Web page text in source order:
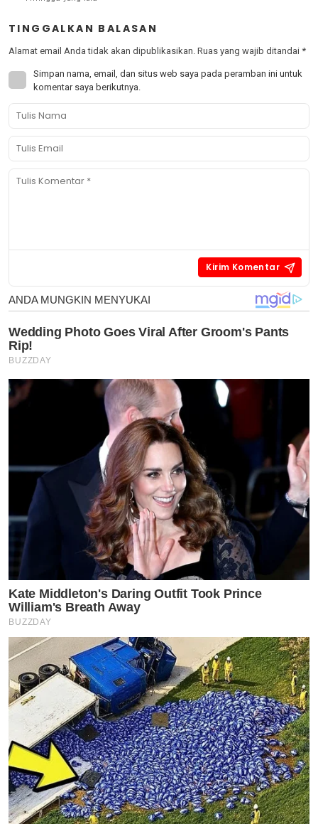
TINGGALKAN BALASAN
Alamat email Anda tidak akan dipublikasikan. Ruas yang wajib ditandai *
Simpan nama, email, dan situs web saya pada peramban ini untuk
komentar saya berikutnya.